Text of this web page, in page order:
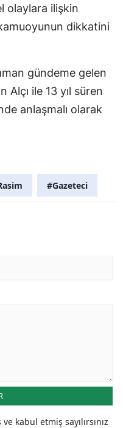
olaylara ilişkin
dikkatini
gündeme gelen
Alçı ile 13 yıl süren
anlaşmalı olarak
#Gazeteci
kabul etmiş sayılırsınız